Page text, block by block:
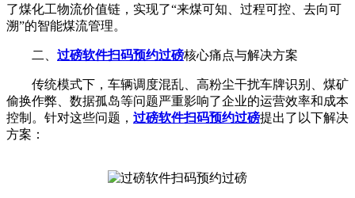
了煤化工物流价值链，实现了“来煤可知、过程可控、去向可
溯”的智能煤流管理。
二、 过磅软件扫码预约过磅核心痛点与解决方案
传统模式下，车辆调度混乱、高粉尘干扰车牌识别、煤矿
偷换作弊、数据孤岛等问题严重影响了企业的运营效率和成本
控制。针对这些问题， 过磅软件扫码预约过磅提出了以下解决
方案：